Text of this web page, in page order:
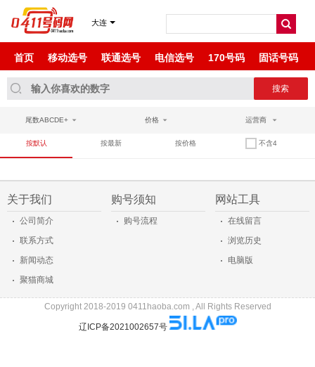
大连
首页 移动选号 联通选号 电信选号 170号码 固话号码
尾数ABCDE+ 价格 运营商
尾数AABAA
尾数ABBA
按默认 按最新 按价格 不含4
关于我们
· 公司简介
· 联系方式
· 新闻动态
· 聚猫商城
购号须知
· 购号流程
网站工具
· 在线留言
· 浏览历史
· 电脑版
Copyright 2018-2019 0411haoba.com , All Rights Reserved
辽ICP备2021002657号